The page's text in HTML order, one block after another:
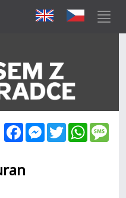
FacebookMessenger
Twitter